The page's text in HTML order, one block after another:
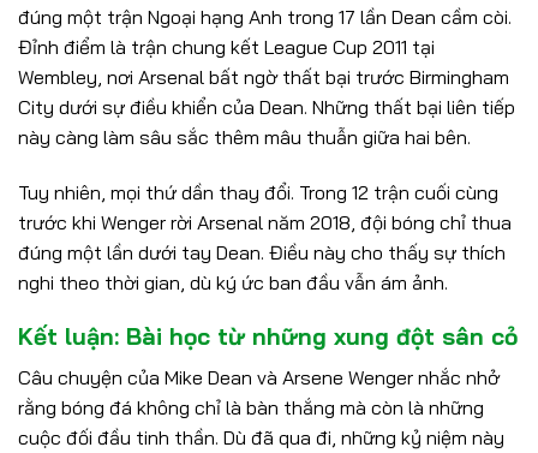
đúng một trận Ngoại hạng Anh trong 17 lần Dean cầm còi.
Đỉnh điểm là trận chung kết League Cup 2011 tại
Wembley, nơi Arsenal bất ngờ thất bại trước Birmingham
City dưới sự điều khiển của Dean. Những thất bại liên tiếp
này càng làm sâu sắc thêm mâu thuẫn giữa hai bên.
Tuy nhiên, mọi thứ dần thay đổi. Trong 12 trận cuối cùng
trước khi Wenger rời Arsenal năm 2018, đội bóng chỉ thua
đúng một lần dưới tay Dean. Điều này cho thấy sự thích
nghi theo thời gian, dù ký ức ban đầu vẫn ám ảnh.
Kết luận: Bài học từ những xung đột sân cỏ
Câu chuyện của Mike Dean và Arsene Wenger nhắc nhở
rằng bóng đá không chỉ là bàn thắng mà còn là những
cuộc đối đầu tinh thần. Dù đã qua đi, những kỷ niệm này